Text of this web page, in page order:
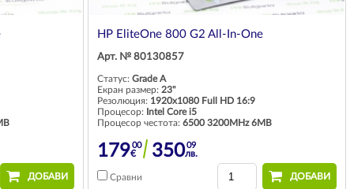
ДОБАВИ
HP EliteOne 800 G2 All-In-One
Арт. № 80130857
Статус: Grade A
Екран размер: 23"
Резолюция: 1920x1080 Full HD 16:9
Процесор: Intel Core i5
Процесор честота: 6500 3200MHz 6MB
17900
€ 35009
лв.
Сравни ДОБАВИ